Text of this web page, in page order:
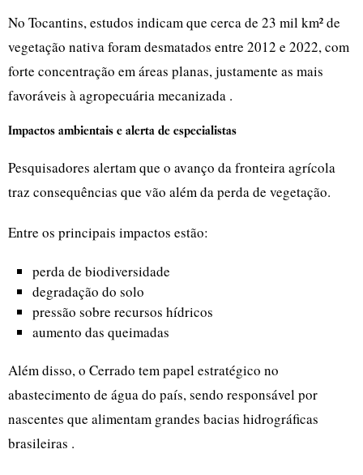
No Tocantins, estudos indicam que cerca de 23 mil km² de
vegetação nativa foram desmatados entre 2012 e 2022, com
forte concentração em áreas planas, justamente as mais
favoráveis à agropecuária mecanizada .
Impactos ambientais e alerta de especialistas
Pesquisadores alertam que o avanço da fronteira agrícola
traz consequências que vão além da perda de vegetação.
Entre os principais impactos estão:
perda de biodiversidade
degradação do solo
pressão sobre recursos hídricos
aumento das queimadas
Além disso, o Cerrado tem papel estratégico no
abastecimento de água do país, sendo responsável por
nascentes que alimentam grandes bacias hidrográficas
brasileiras .